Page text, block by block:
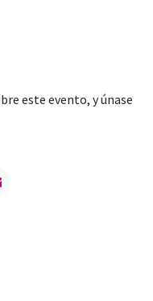
este evento, y únase